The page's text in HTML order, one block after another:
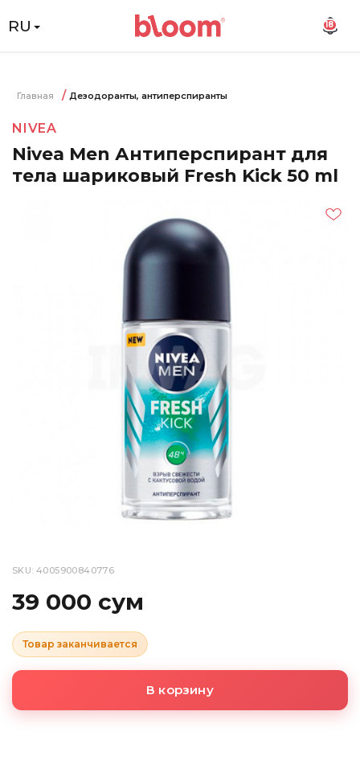
RU 18
Главная Дезодоранты, антиперспиранты
NIVEA
Nivea Men Антиперспирант для
тела шариковый Fresh Kick 50 ml
SKU: 4005900840776
39 000 сум
Товар заканчивается
В корзину